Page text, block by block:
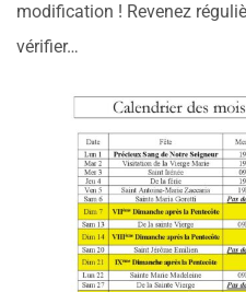
modification ! Revenez
vérifier…